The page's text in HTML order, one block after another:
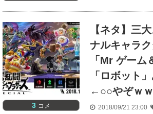
3 コメ
【ネタ】三
ナルキャラク
「Mr ゲーム
「ロボット
←○○やぞｗ
2018/09/21 23:00